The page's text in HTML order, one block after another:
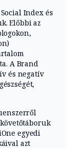
Index és
Előbbi az
A Brand
és negatív
egyedi
azt